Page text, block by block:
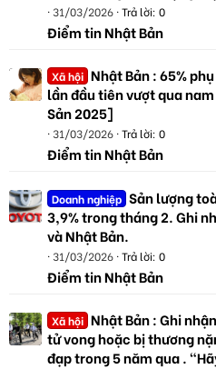
31/03/2026 Trả lời: 0
Điểm tin Nhật Bản
Xã hội Nhật Bản : 65%
lần đầu tiên vượt qua
Sản 2025]
31/03/2026 Trả lời: 0
Điểm tin Nhật Bản
Doanh nghiệp Sản lượng
3,9% trong tháng 2. Ghi
và Nhật Bản.
31/03/2026 Trả lời: 0
Điểm tin Nhật Bản
Xã hội Nhật Bản : Ghi
tử vong hoặc bị thương
đạp trong 5 năm qua .